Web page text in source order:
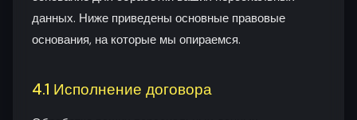
данных. Ниже приведены основные правовые
основания, на которые мы опираемся.
4.1 Исполнение договора